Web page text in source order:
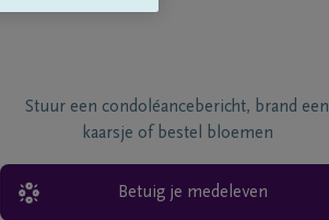
Stuur een condoléancebericht, brand een
kaarsje of bestel bloemen
Betuig je medeleven